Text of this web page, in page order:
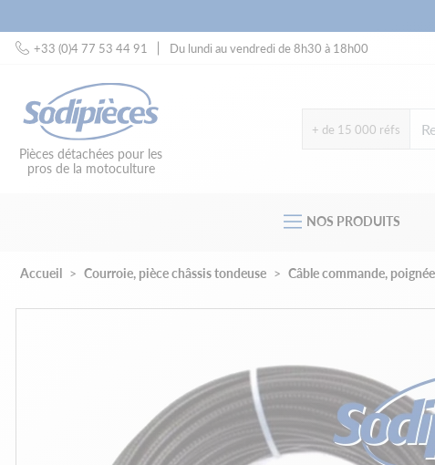
+33 (0)4 77 53 44 91
Du lundi au vendredi de 8h30 à 18h00
Pièces détachées pour les
pros de la motoculture
+ de 15 000 réfs
NOS PRODUITS
Accueil Courroie, pièce châssis tondeuse Câble commande,